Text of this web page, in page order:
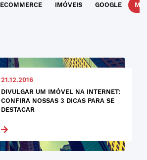
ECOMMERCE IMÓVEIS GOOGLE
21.12.2016
DIVULGAR UM IMÓVEL NA INTERNET:
CONFIRA NOSSAS 3 DICAS PARA SE
DESTACAR